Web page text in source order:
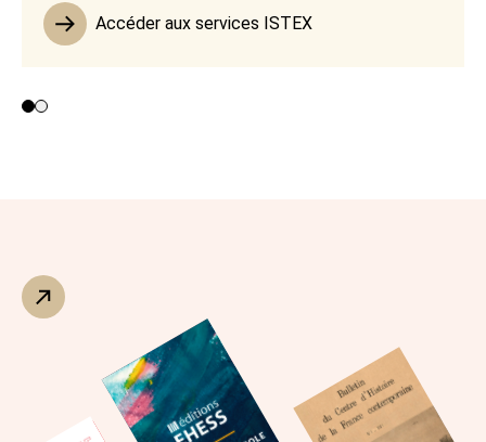
Accéder aux services ISTEX
Contributeurs 1 et 2
Contributeur 3